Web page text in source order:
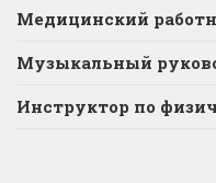
Медицинский
Музыкальный
Инструктор по